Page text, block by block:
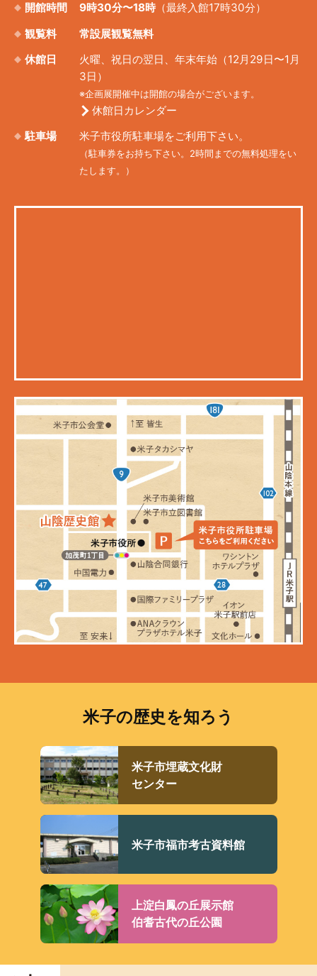
開館時間 9時30分〜18時（最終入館17時30分）
観覧料
常設展観覧無料
休館日
火曜、祝日の翌日、年末年始（12月29日〜1月
3日）
※企画展開催中は開館の場合がございます。
休館日カレンダー
駐車場
米子市役所駐車場をご利用下さい。
（駐車券をお持ち下さい。2時間までの無料処理をい
たします。）
米子の歴史を知ろう
米子市埋蔵文化財
センター
米子市福市考古資料館
上淀白鳳の丘展示館
伯耆古代の丘公園